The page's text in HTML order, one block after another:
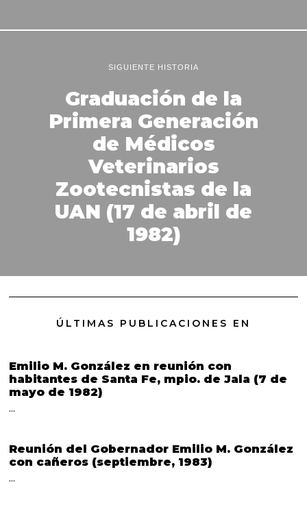
SIGUIENTE HISTORIA
Graduación de la
Primera Generación
de Médicos
Veterinarios
Zootecnistas de la
UAN (17 de abril de
1982)
ÚLTIMAS PUBLICACIONES EN
Emilio M. González en reunión con
habitantes de Santa Fe, mpio. de Jala (7 de
mayo de 1982)
…
Reunión del Gobernador Emilio M. González
con cañeros (septiembre, 1983)
…